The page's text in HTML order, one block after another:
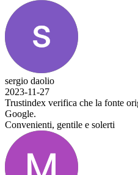
sergio daolio
2023-11-27
Trustindex verifica che la fonte
Google.
Convenienti, gentile e solerti